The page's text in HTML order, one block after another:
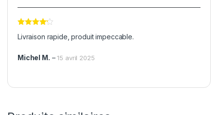
sur 5
Livraison rapide, produit impeccable.
Michel M. –15 avril 2025